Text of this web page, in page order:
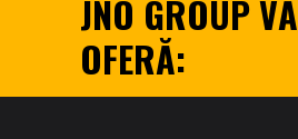
JNO GROUP VĂ
OFERĂ: